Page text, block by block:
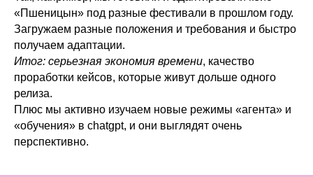
«Пшеницын» под разные фестивали в прошлом году.
Загружаем разные положения и требования и быстро
получаем адаптации.
Итог: серьезная экономия времени, качество
проработки кейсов, которые живут дольше одного
релиза.
Плюс мы активно изучаем новые режимы «агента» и
«обучения» в chatgpt, и они выглядят очень
перспективно.